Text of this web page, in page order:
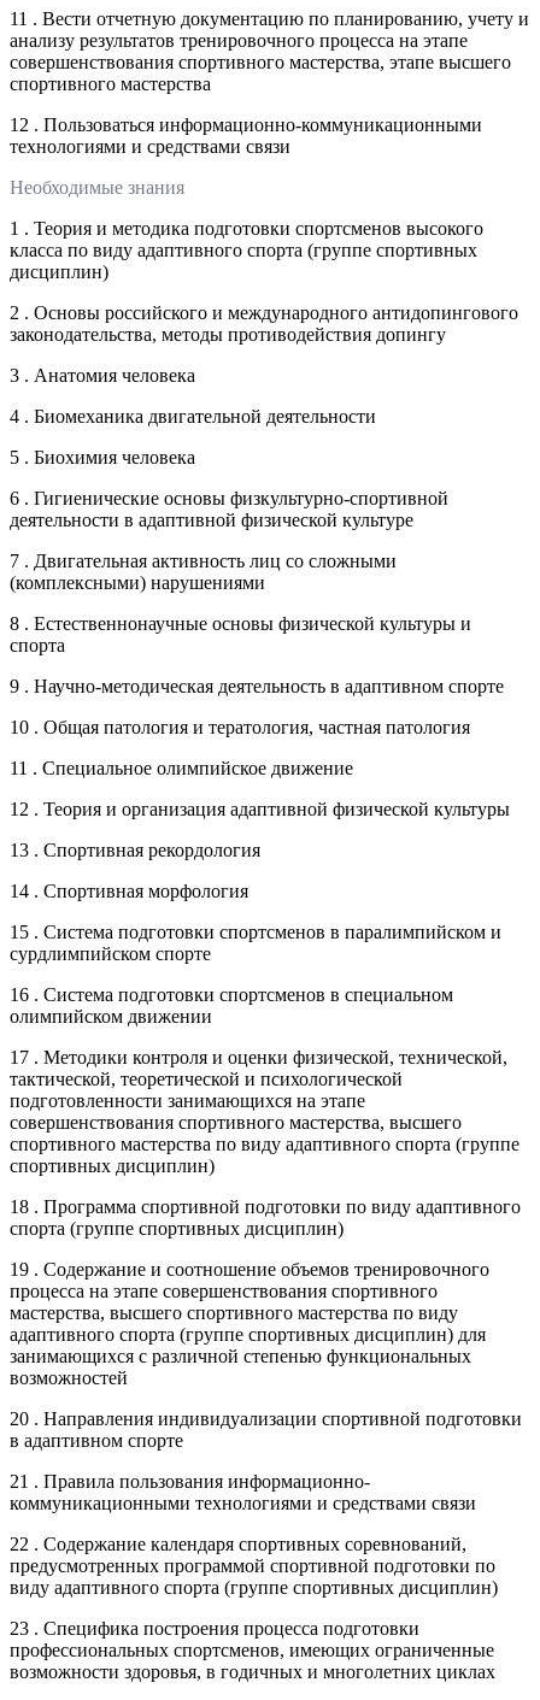
11 . Вести отчетную документацию по планированию, учету и
анализу результатов тренировочного процесса на этапе
совершенствования спортивного мастерства, этапе высшего
спортивного мастерства
12 . Пользоваться информационно-коммуникационными
технологиями и средствами связи
Необходимые знания
1 . Теория и методика подготовки спортсменов высокого
класса по виду адаптивного спорта (группе спортивных
дисциплин)
2 . Основы российского и международного антидопингового
законодательства, методы противодействия допингу
3 . Анатомия человека
4 . Биомеханика двигательной деятельности
5 . Биохимия человека
6 . Гигиенические основы физкультурно-спортивной
деятельности в адаптивной физической культуре
7 . Двигательная активность лиц со сложными
(комплексными) нарушениями
8 . Естественнонаучные основы физической культуры и
спорта
9 . Научно-методическая деятельность в адаптивном спорте
10 . Общая патология и тератология, частная патология
11 . Специальное олимпийское движение
12 . Теория и организация адаптивной физической культуры
13 . Спортивная рекордология
14 . Спортивная морфология
15 . Система подготовки спортсменов в паралимпийском и
сурдлимпийском спорте
16 . Система подготовки спортсменов в специальном
олимпийском движении
17 . Методики контроля и оценки физической, технической,
тактической, теоретической и психологической
подготовленности занимающихся на этапе
совершенствования спортивного мастерства, высшего
спортивного мастерства по виду адаптивного спорта (группе
спортивных дисциплин)
18 . Программа спортивной подготовки по виду адаптивного
спорта (группе спортивных дисциплин)
19 . Содержание и соотношение объемов тренировочного
процесса на этапе совершенствования спортивного
мастерства, высшего спортивного мастерства по виду
адаптивного спорта (группе спортивных дисциплин) для
занимающихся с различной степенью функциональных
возможностей
20 . Направления индивидуализации спортивной подготовки
в адаптивном спорте
21 . Правила пользования информационно-
коммуникационными технологиями и средствами связи
22 . Содержание календаря спортивных соревнований,
предусмотренных программой спортивной подготовки по
виду адаптивного спорта (группе спортивных дисциплин)
23 . Специфика построения процесса подготовки
профессиональных спортсменов, имеющих ограниченные
возможности здоровья, в годичных и многолетних циклах